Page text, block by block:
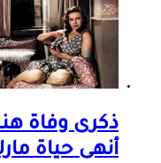
أنهى حياة